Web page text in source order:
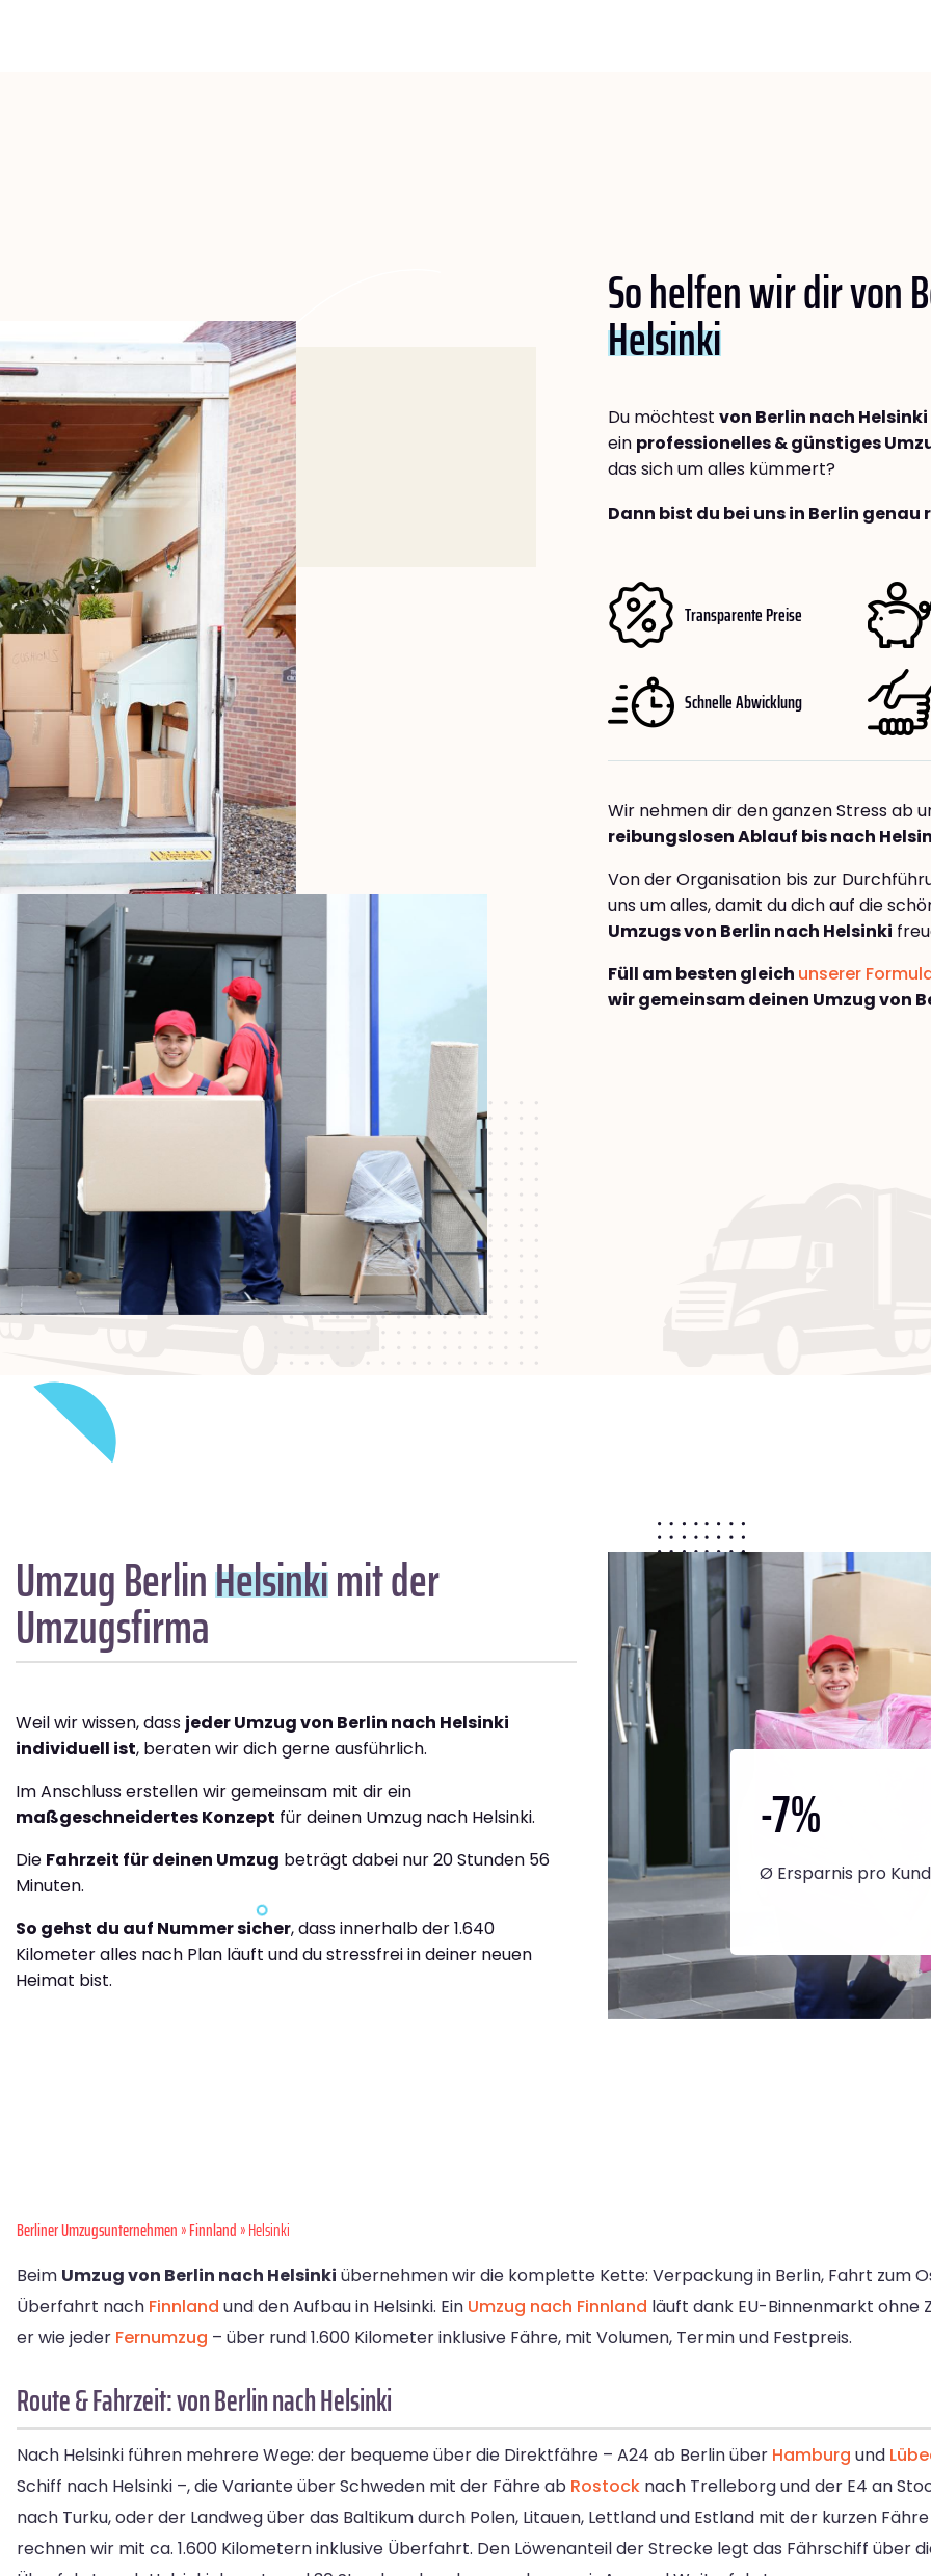
So helfen wir dir von
Helsinki
Du möchtest von Berlin nach Helsinki
ein professionelles & günstiges
das sich um alles kümmert?
Dann bist du bei uns in Berlin
Transparente Preise
Schnelle Abwicklung
Wir nehmen dir den ganzen Stress ab
reibungslosen Ablauf bis nach
Von der Organisation bis zur
uns um alles, damit du dich auf die
Umzugs von Berlin nach Helsinki
Füll am besten gleich unserer
wir gemeinsam deinen Umzug von
Umzug BerlinHelsinkimit der
Umzugsfirma
Weil wir wissen, dass jeder Umzug von Berlin nach Helsinki
individuell ist, beraten wir dich gerne ausführlich.
Im Anschluss erstellen wir gemeinsam mit dir ein
maßgeschneidertes Konzept für deinen Umzug nach Helsinki.
Die Fahrzeit für deinen Umzug beträgt dabei nur 20 Stunden 56
Minuten.
So gehst du auf Nummer sicher, dass innerhalb der 1.640
Kilometer alles nach Plan läuft und du stressfrei in deiner neuen
Heimat bist.
-7%
Ø Ersparnis pro
Berliner Umzugsunternehmen»Finnland» Helsinki
Beim Umzug von Berlin nach Helsinki übernehmen wir die komplette Kette: Verpackung in Berlin, Fahrt zum
Überfahrt nach Finnland und den Aufbau in Helsinki. Ein Umzug nach Finnland läuft dank EU-Binnenmarkt
er wie jeder Fernumzug – über rund 1.600 Kilometer inklusive Fähre, mit Volumen, Termin und Festpreis.
Route & Fahrzeit: von Berlin nach Helsinki
Nach Helsinki führen mehrere Wege: der bequeme über die Direktfähre – A24 ab Berlin über Hamburg und
Schiff nach Helsinki –, die Variante über Schweden mit der Fähre ab Rostock nach Trelleborg und der E4 an
nach Turku, oder der Landweg über das Baltikum durch Polen, Litauen, Lettland und Estland mit der kurzen
rechnen wir mit ca. 1.600 Kilometern inklusive Überfahrt. Den Löwenanteil der Strecke legt das Fährschiff über